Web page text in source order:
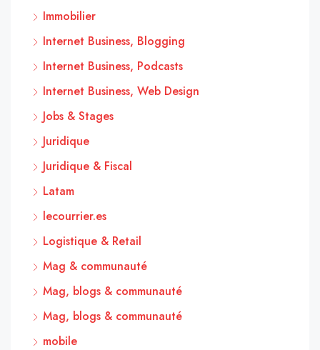
Immobilier
Internet Business, Blogging
Internet Business, Podcasts
Internet Business, Web Design
Jobs & Stages
Juridique
Juridique & Fiscal
Latam
lecourrier.es
Logistique & Retail
Mag & communauté
Mag, blogs & communauté
Mag, blogs & communauté
mobile